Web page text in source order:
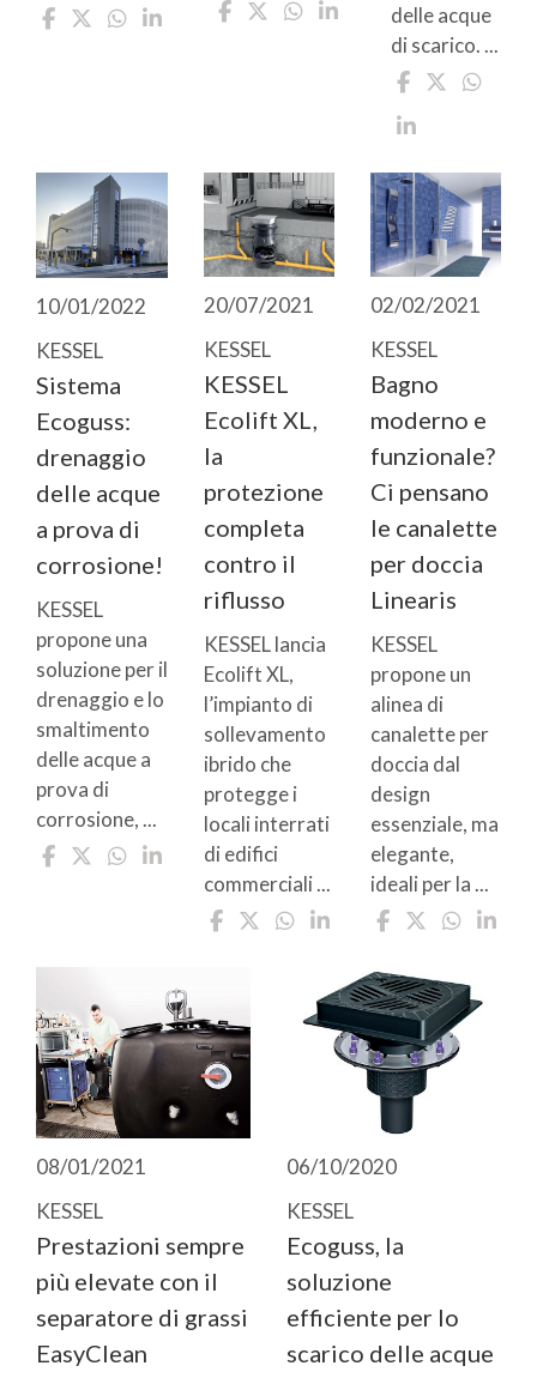
delle acque
di scarico. ...
10/01/2022
KESSEL
Sistema
Ecoguss:
drenaggio
delle acque
a prova di
corrosione!
KESSEL
propone una
soluzione per il
drenaggio e lo
smaltimento
delle acque a
prova di
corrosione, ...
20/07/2021
KESSEL
KESSEL
Ecolift XL,
la
protezione
completa
contro il
riflusso
KESSEL lancia
Ecolift XL,
l’impianto di
sollevamento
ibrido che
protegge i
locali interrati
di edifici
commerciali ...
02/02/2021
KESSEL
Bagno
moderno e
funzionale?
Ci pensano
le canalette
per doccia
Linearis
KESSEL
propone un
alinea di
canalette per
doccia dal
design
essenziale, ma
elegante,
ideali per la ...
08/01/2021
KESSEL
Prestazioni sempre
più elevate con il
separatore di grassi
EasyClean
06/10/2020
KESSEL
Ecoguss, la
soluzione
efficiente per lo
scarico delle acque